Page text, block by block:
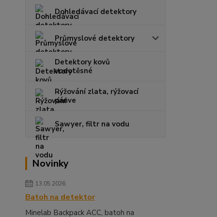
Dohledávací detektory
Průmyslové detektory
Detektory kovů
vodotěsné
Rýžování zlata, rýžovací
pánve
Sawyer, filtr na vodu
Novinky
13.05.2026
Batoh na detektor
Minelab Backpack ACC, batoh na